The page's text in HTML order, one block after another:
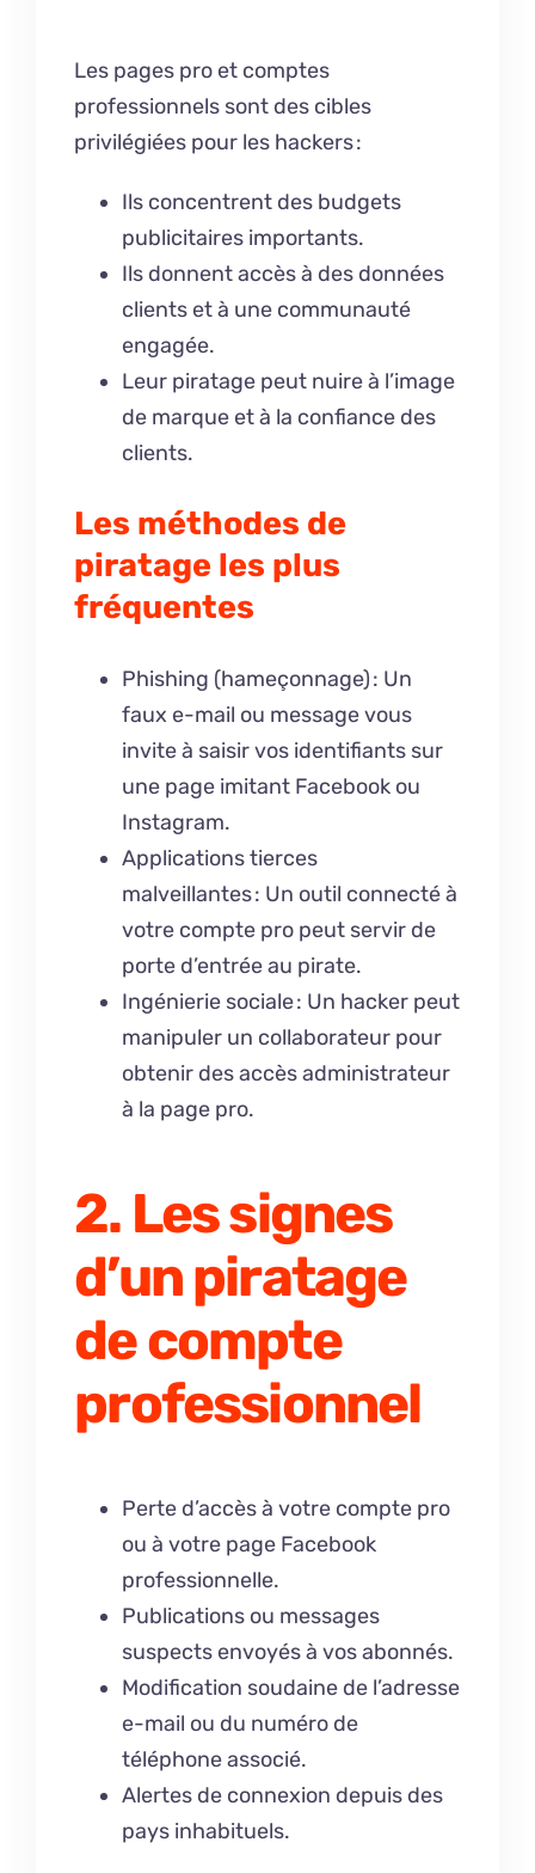
Les pages pro et comptes
professionnels sont des cibles
privilégiées pour les hackers :
Ils concentrent des budgets
publicitaires importants.
Ils donnent accès à des données
clients et à une communauté
engagée.
Leur piratage peut nuire à l’image
de marque et à la confiance des
clients.
Les méthodes de
piratage les plus
fréquentes
Phishing (hameçonnage) : Un
faux e-mail ou message vous
invite à saisir vos identifiants sur
une page imitant Facebook ou
Instagram.
Applications tierces
malveillantes : Un outil connecté à
votre compte pro peut servir de
porte d’entrée au pirate.
Ingénierie sociale : Un hacker peut
manipuler un collaborateur pour
obtenir des accès administrateur
à la page pro.
2. Les signes
d’un piratage
de compte
professionnel
Perte d’accès à votre compte pro
ou à votre page Facebook
professionnelle.
Publications ou messages
suspects envoyés à vos abonnés.
Modification soudaine de l’adresse
e-mail ou du numéro de
téléphone associé.
Alertes de connexion depuis des
pays inhabituels.